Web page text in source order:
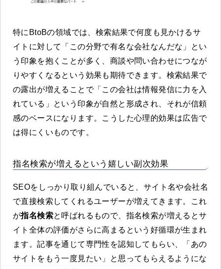
特にBtoBの領域では、検索結果で何度も見かけるサ
イトに対して「この分野で有名な会社なんだな」とい
う印象を抱くことが多く、商談や問い合わせにつなが
りやすくなるという効果も期待できます。検索結果で
の露出が増えることで「この会社は情報発信に力を入
れている」という印象が自然と形成され、それが信頼
感のベースになります。こうした心理的効果は広告で
は得にくいものです。
指名検索が増えるという嬉しい副次効果
SEOをしっかり取り組んでいると、サイト名や会社名
で直接検索してくれるユーザーが増えてきます。これ
が指名検索と呼ばれるもので、指名検索が増えるとサ
イト全体の評価がさらに高まるという好循環が生まれ
ます。記事を通じて専門性を認知してもらい、「あの
サイトをもう一度見たい」と思ってもらえるようにな